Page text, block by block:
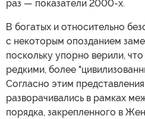
раз — показатели 2000-х.
В богатых и относительно
с некоторым опозданием
поскольку упорно верили,
редкими, более
Согласно этим
разворачивались в рамках
порядка, закрепленного в